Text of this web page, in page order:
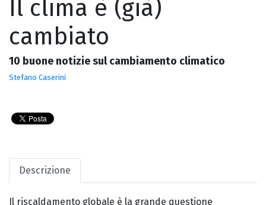
Il clima è (già)
cambiato
10 buone notizie sul cambiamento climatico
Stefano Caserini
Descrizione
Il riscaldamento globale è la grande questione